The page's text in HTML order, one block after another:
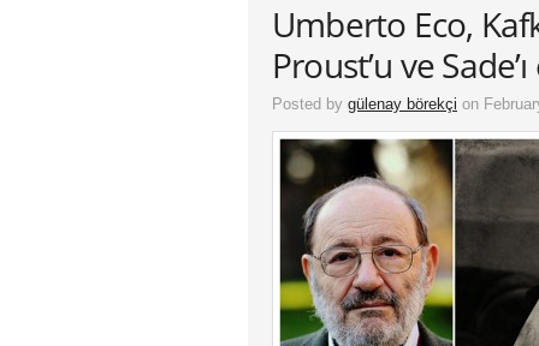
Umberto Eco,
Proust’u ve
Posted by gülenay börekçi on